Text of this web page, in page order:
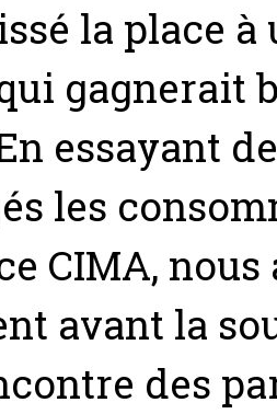
la place
gagnerait
essayant
les
CIMA,
avant la
des